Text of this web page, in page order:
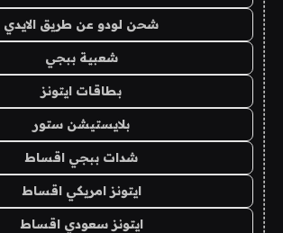
شحن لودو عن طريق الايدي
شعبية ببجي
بطاقات ايتونز
بلايستيشن ستور
شدات ببجي اقساط
ايتونز امريكي اقساط
ايتونز سعودي اقساط